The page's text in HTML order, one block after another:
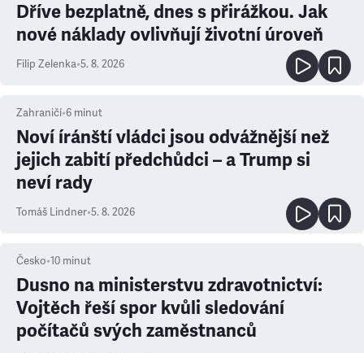
Dříve bezplatně, dnes s přirážkou. Jak
nové náklady ovlivňují životní úroveň
Filip Zelenka•5. 8. 2026
Zahraničí•6 minut
Noví íránští vládci jsou odvážnější než
jejich zabití předchůdci – a Trump si
neví rady
Tomáš Lindner•5. 8. 2026
Česko•10 minut
Dusno na ministerstvu zdravotnictví:
Vojtěch řeší spor kvůli sledování
počítačů svých zaměstnanců